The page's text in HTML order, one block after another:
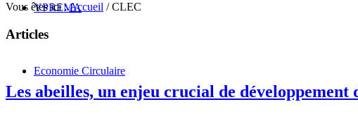
YPREMA
Economie Circulaire
Vous êtes ici :Accueil / CLEC
Articles
Les abeilles, un enjeu crucial de développement